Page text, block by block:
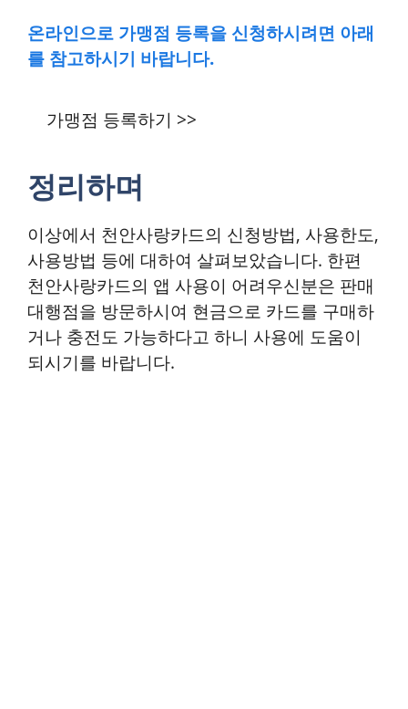
온라인으로 가맹점 등록을 신청하시려면 아래
를 참고하시기 바랍니다.
가맹점 등록하기 >>
정리하며
이상에서 천안사랑카드의 신청방법, 사용한도,
사용방법 등에 대하여 살펴보았습니다. 한편
천안사랑카드의 앱 사용이 어려우신분은 판매
대행점을 방문하시여 현금으로 카드를 구매하
거나 충전도 가능하다고 하니 사용에 도움이
되시기를 바랍니다.